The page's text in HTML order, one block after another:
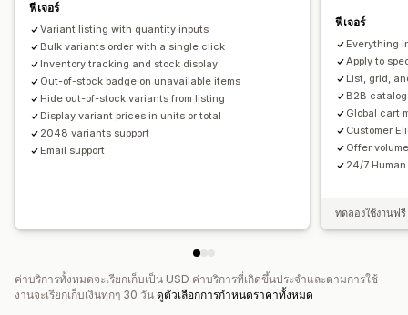
ฟีเจอร์
Variant listing with quantity inputs
Bulk variants order with a single click
Inventory tracking and stock display
Out-of-stock badge on unavailable items
Hide out-of-stock variants from listing
Display variant prices in units or total
2048 variants support
Email support
ฟีเจอร์
Everything
Apply to
List, grid,
B2B
Global cart
Customer
Offer
24/7
ทดลองใช้งานฟ
ค่าบริการทั้งหมดจะเรียกเก็บเป็น USD ค่าบริการที่เกิดขึ้นประจำและตามการใช้
งานจะเรียกเก็บเงินทุกๆ 30 วัน ดูตัวเลือกการกำหนดราคาทั้งหมด